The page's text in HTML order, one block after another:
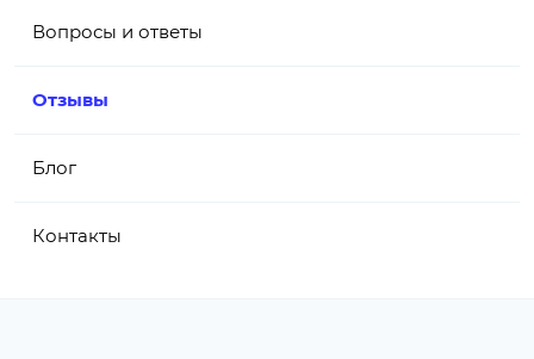
Вопросы и ответы
Отзывы
Блог
Контакты